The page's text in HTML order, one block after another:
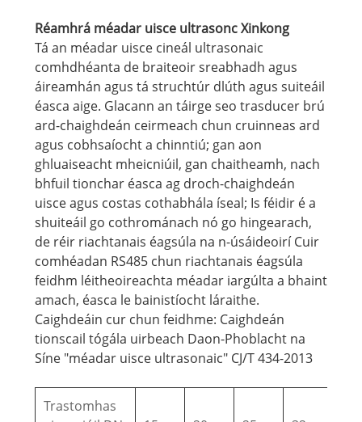
Réamhrá méadar uisce ultrasonc Xinkong
Tá an méadar uisce cineál ultrasonaic
comhdhéanta de braiteoir sreabhadh agus
áireamhán agus tá struchtúr dlúth agus suiteáil
éasca aige. Glacann an táirge seo trasducer brú
ard-chaighdeán ceirmeach chun cruinneas ard
agus cobhsaíocht a chinntiú; gan aon
ghluaiseacht mheicniúil, gan chaitheamh, nach
bhfuil tionchar éasca ag droch-chaighdeán
uisce agus costas cothabhála íseal; Is féidir é a
shuiteáil go cothrománach nó go hingearach,
de réir riachtanais éagsúla na n-úsáideoirí Cuir
comhéadan RS485 chun riachtanais éagsúla
feidhm léitheoireachta méadar iargúlta a bhaint
amach, éasca le bainistíocht láraithe.
Caighdeáin cur chun feidhme: Caighdeán
tionscail tógála uirbeach Daon-Phoblacht na
Síne "méadar uisce ultrasonaic" CJ/T 434-2013
Trastomhas